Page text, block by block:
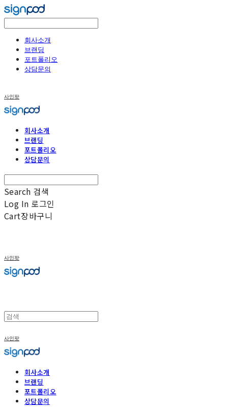
회사소개
브랜딩
포트폴리오
상담문의
사인팟
회사소개
브랜딩
포트폴리오
상담문의
Search 검색
Log In 로그인
Cart장바구니
사인팟
사인팟
회사소개
브랜딩
포트폴리오
상담문의